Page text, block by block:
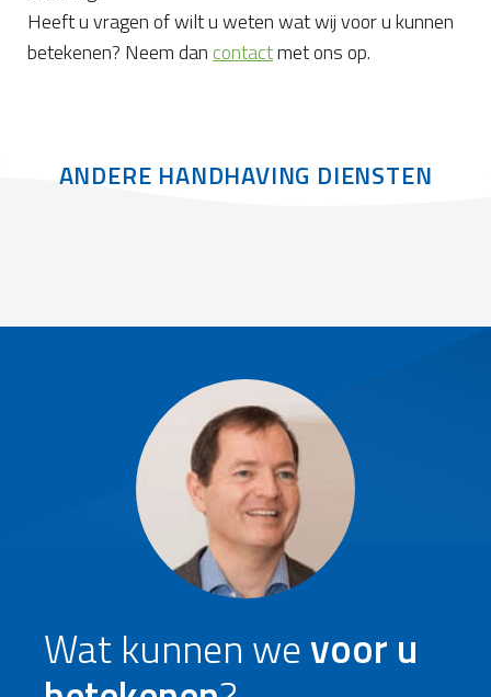
Heeft u vragen of wilt u weten wat wij voor u kunnen
betekenen? Neem dancontactmet ons op.
ANDERE HANDHAVING DIENSTEN
Wat kunnen wevoor u